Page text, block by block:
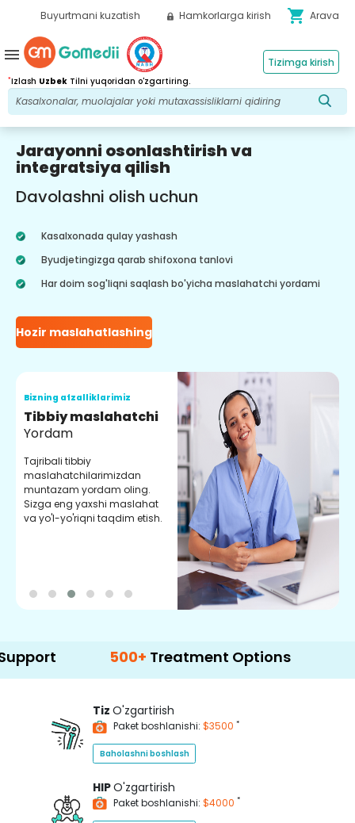
Buyurtmani kuzatish Hamkorlarga kirish shopping_cart Arava
*Izlash Uzbek Tilni yuqoridan o'zgartiring.
Tizimga kirish
menu
Jarayonni osonlashtirish va
integratsiya qilish
Davolashni olish uchun
Kasalxonada qulay yashash
Byudjetingizga qarab shifoxona tanlovi
Har doim sog'liqni saqlash bo'yicha maslahatchi yordami
Hozir maslahatlashing
Bizning afzalliklarimiz
Tibbiy maslahatchi
Yordam
Tajribali tibbiy
maslahatchilarimizdan
muntazam yordam oling.
Sizga eng yaxshi maslahat
va yo'l-yo'riqni taqdim etish.
500+ Treatment Options
Tiz O'zgartirish
Paket boshlanishi: $3500 *
Baholashni boshlash
HIPO'zgartirish
Paket boshlanishi: $4000 *